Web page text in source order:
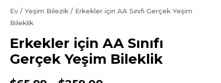
Ev / Yeşim Bilezik / Erkekler için AA Sınıfı Gerçek Yeşim
Bileklik
Erkekler için AA Sınıfı
Gerçek Yeşim Bileklik